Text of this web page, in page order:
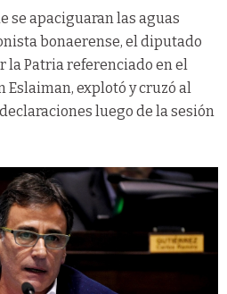
se apaciguaran las aguas
bonaerense, el diputado
la Patria referenciado en el
Eslaiman, explotó y cruzó al
luego de la sesión